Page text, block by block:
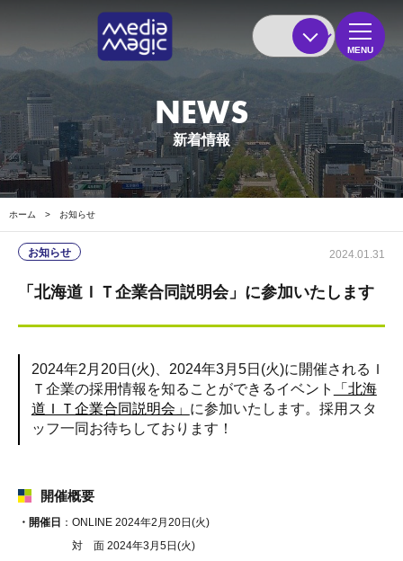
MENU
NEWS
新着情報
ホーム > お知らせ
お知らせ 2024.01.31
「北海道ＩＴ企業合同説明会」に参加いたします
2024年2月20日(火)、2024年3月5日(火)に開催されるＩ
Ｔ企業の採用情報を知ることができるイベント
「北海
道ＩＴ企業合同説明会」 に参加いたします。採用スタ
ッフ一同お待ちしております！
開催概要
・開催日 ：ONLINE 2024年2月20日(火)
対 面 2024年3月5日(火)